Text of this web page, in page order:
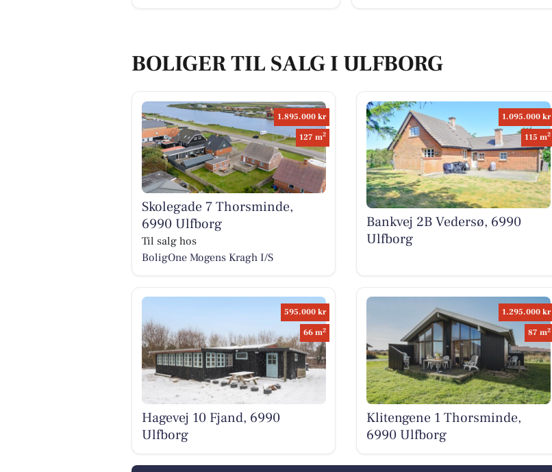
BOLIGER TIL SALG I ULFBORG
1.895.000 kr
127 m2
Skolegade 7 Thorsminde,
6990 Ulfborg
Til salg hos
BoligOne Mogens Kragh I/S
1.095.000 kr
115 m2
Bankvej 2B Vedersø, 6990
Ulfborg
595.000 kr
66 m2
Hagevej 10 Fjand, 6990
Ulfborg
1.295.000 kr
87 m2
Klitengene 1 Thorsminde,
6990 Ulfborg